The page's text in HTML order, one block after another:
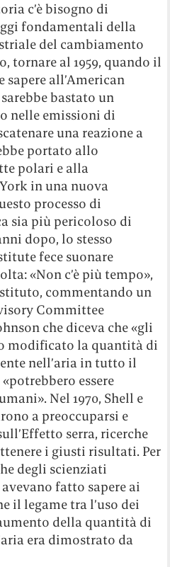
c’è bisogno di
fondamentali della
del cambiamento
tornare al 1959, quando il
sapere all’American
bastato un
nelle emissioni di
una reazione a
portato allo
polari e alla
in una nuova
processo di
sia più pericoloso di
dopo, lo stesso
fece suonare
«Non c’è più tempo»,
commentando un
Committee
che diceva che «gli
modificato la quantità di
nell’aria in tutto il
essere
Nel 1970, Shell e
a preoccuparsi e
serra, ricerche
i giusti risultati. Per
degli scienziati
fatto sapere ai
il legame tra l’uso dei
della quantità di
era dimostrato da